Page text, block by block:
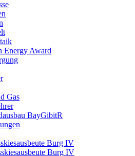
Energy Award
Gas
BayGibitR
Burg IV
Burg IV